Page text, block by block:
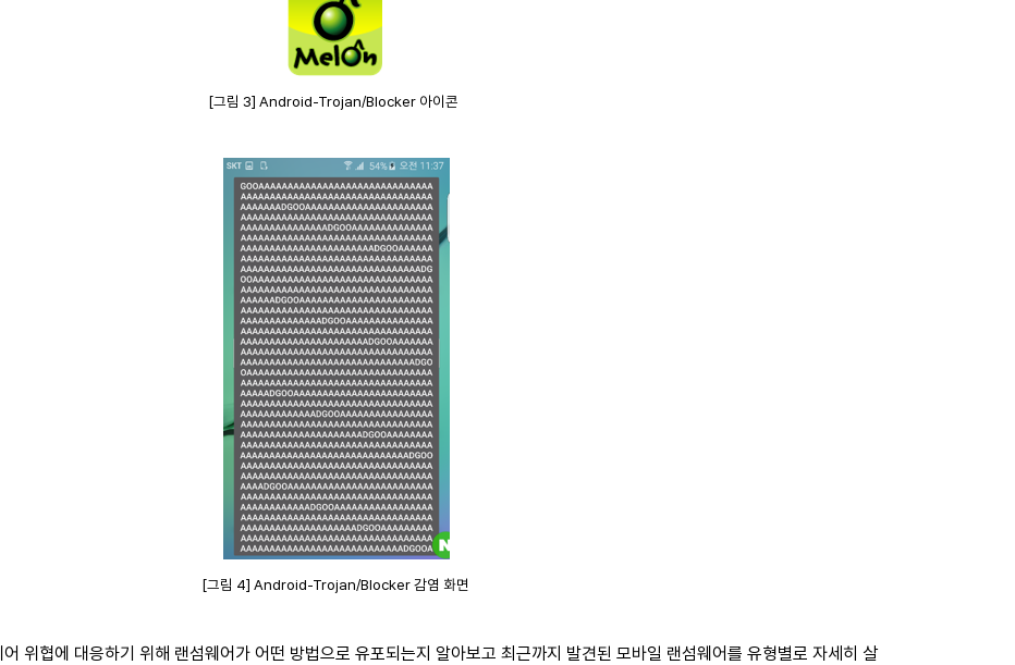
[그림 3] Android-Trojan/Blocker 아이콘
[그림 4] Android-Trojan/Blocker 감염 화면
위협에 대응하기 위해 랜섬웨어가 어떤 방법으로 유포되는지 알아보고 최근까지 발견된 모바일 랜섬웨어를 유형별로 자세히 살